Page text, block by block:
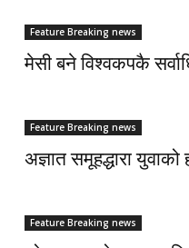
Feature Breaking news
मेसी बने विश्वकपकै
Feature Breaking news
अज्ञात समूहद्धारा युवाको
Feature Breaking news